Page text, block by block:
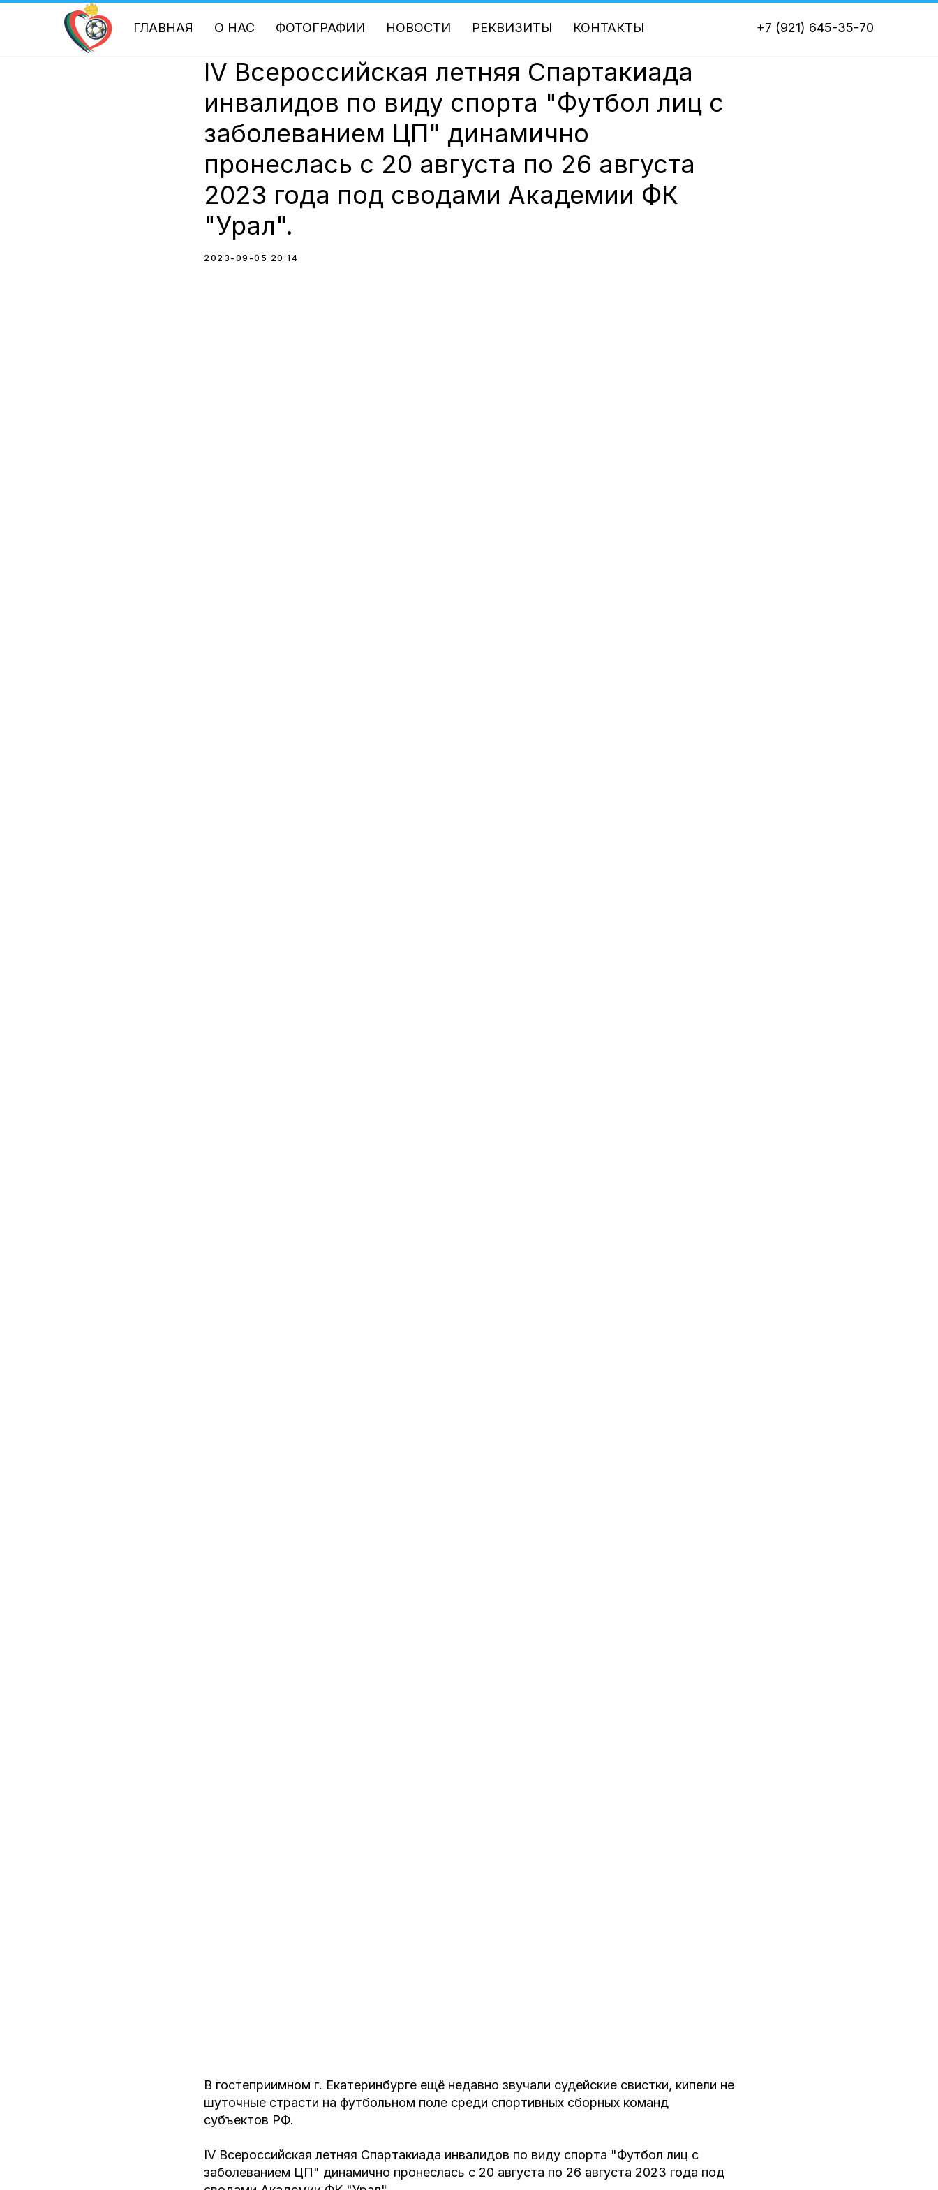
ГЛАВНАЯ О НАС ФОТОГРАФИИ НОВОСТИ РЕКВИЗИТЫ КОНТАКТЫ +7 (921) 645-35-70
IV Всероссийская летняя Спартакиада
инвалидов по виду спорта "Футбол лиц с
заболеванием ЦП" динамично
пронеслась с 20 августа по 26 августа
2023 года под сводами Академии ФК
"Урал".
2023-09-05 20:14
В гостеприимном г. Екатеринбурге ещё недавно звучали судейские свистки, кипели не
шуточные страсти на футбольном поле среди спортивных сборных команд
субъектов РФ.
IV Всероссийская летняя Спартакиада инвалидов по виду спорта "Футбол лиц с
заболеванием ЦП" динамично пронеслась с 20 августа по 26 августа 2023 года под